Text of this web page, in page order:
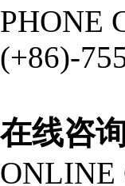
PHONE
(+86)-
在线咨
ONLINE